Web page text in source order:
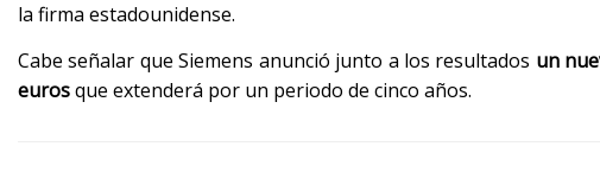
la firma estadounidense.
Cabe señalar que Siemens anunció junto a los resultados un
eurosque extenderá por un periodo de cinco años.